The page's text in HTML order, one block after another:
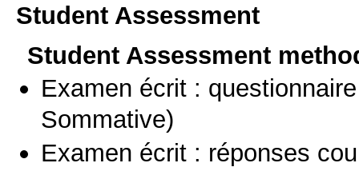
Student Assessment
Student Assessment
Examen écrit :
Sommative)
Examen écrit : réponses